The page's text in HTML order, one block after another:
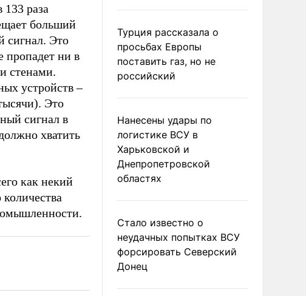
раза
больший
сигнал. Это
пропадет ни в
стенами.
устройств –
Это
сигнал в
хватить
как некий
Турция рассказала о
просьбах Европы
поставить газ, но не
российский
Нанесены удары по
логистике ВСУ в
Харьковской и
Днепропетровской
областях
Стало известно о
неудачных попытках ВСУ
форсировать Северский
Донец